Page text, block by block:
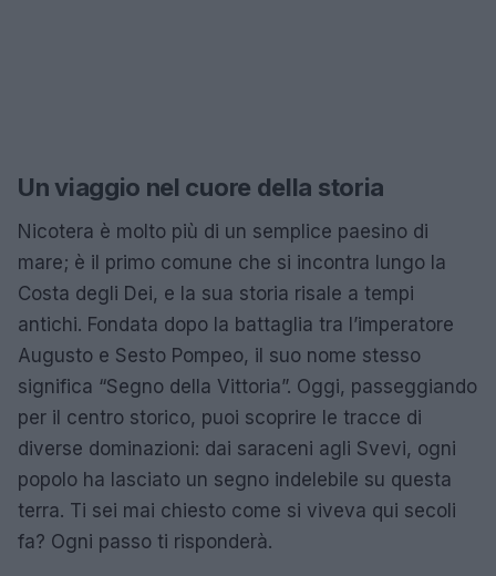
Un viaggio nel cuore della storia
Nicotera è molto più di un semplice paesino di
mare; è il primo comune che si incontra lungo la
Costa degli Dei, e la sua storia risale a tempi
antichi. Fondata dopo la battaglia tra l’imperatore
Augusto e Sesto Pompeo, il suo nome stesso
significa “Segno della Vittoria”. Oggi, passeggiando
per il centro storico, puoi scoprire le tracce di
diverse dominazioni: dai saraceni agli Svevi, ogni
popolo ha lasciato un segno indelebile su questa
terra. Ti sei mai chiesto come si viveva qui secoli
fa? Ogni passo ti risponderà.